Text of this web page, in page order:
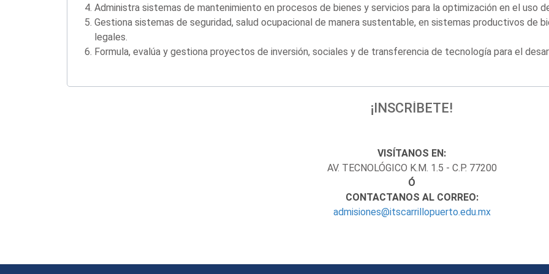
Administra sistemas de mantenimiento en procesos de bienes y servicios para la optimización en el uso
Gestiona sistemas de seguridad, salud ocupacional de manera sustentable, en sistemas productivos de
legales.
Formula, evalúa y gestiona proyectos de inversión, sociales y de transferencia de tecnología para el
¡INSCRÍBETE!
VISÍTANOS EN:
AV. TECNOLÓGICO K.M. 1.5 - C.P. 77200
Ó
CONTACTANOS AL CORREO:
admisiones@itscarrillopuerto.edu.mx